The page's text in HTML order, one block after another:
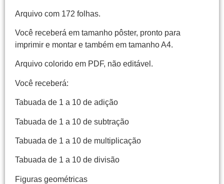
Arquivo com 172 folhas.
Você receberá em tamanho pôster, pronto para
imprimir e montar e também em tamanho A4.
Arquivo colorido em PDF, não editável.
Você receberá:
Tabuada de 1 a 10 de adição
Tabuada de 1 a 10 de subtração
Tabuada de 1 a 10 de multiplicação
Tabuada de 1 a 10 de divisão
Figuras geométricas